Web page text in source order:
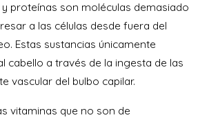
proteínas son moléculas demasiado
a las células desde fuera del
Estas sustancias únicamente
cabello a través de la ingesta de las
vascular del bulbo capilar.
vitaminas que no son de